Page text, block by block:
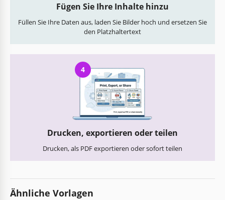
Fügen Sie Ihre Inhalte hinzu
Füllen Sie Ihre Daten aus, laden Sie Bilder hoch und ersetzen Sie
den Platzhaltertext
4
Drucken, exportieren oder teilen
Drucken, als PDF exportieren oder sofort teilen
Ähnliche Vorlagen